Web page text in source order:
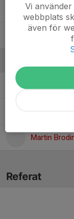
Pattarisa N.
Martin
Referat
Vi
webbplats
även för